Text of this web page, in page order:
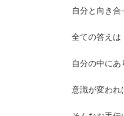
自分と向き合
全ての答えは
自分の中にあ
意識が変われ